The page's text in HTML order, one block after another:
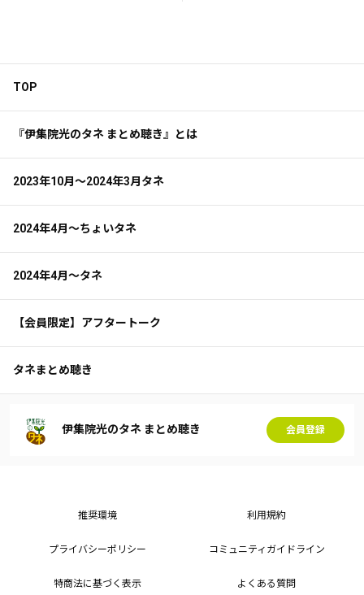
TOP
『伊集院光のタネ まとめ聴き』とは
2023年10月～2024年3月タネ
2024年4月～ちょいタネ
2024年4月～タネ
【会員限定】アフタートーク
タネまとめ聴き
伊集院光のタネ まとめ聴き 会員登録
推奨環境 利用規約
プライバシーポリシー コミュニティガイドライン
特商法に基づく表示 よくある質問